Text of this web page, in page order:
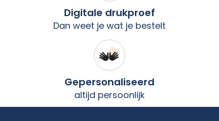
Digitale drukproef
Dan weet je wat je bestelt
Gepersonaliseerd
altijd persoonlijk